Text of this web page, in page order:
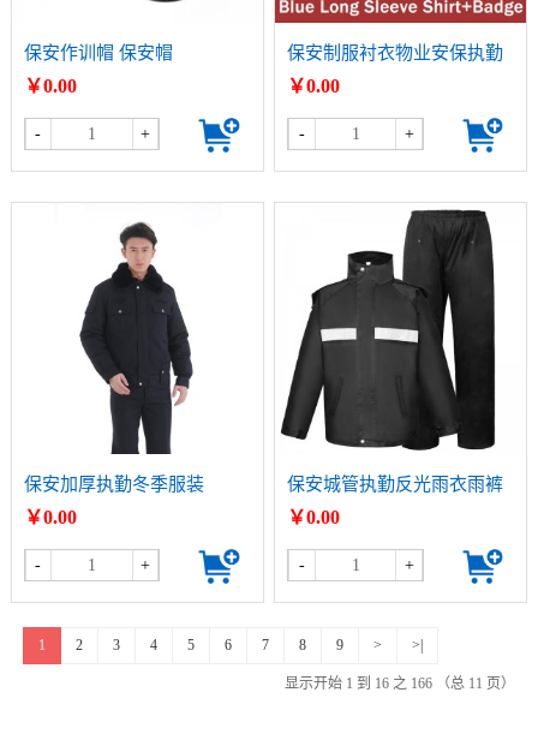
保安作训帽 保安帽
￥0.00
- +
保安制服衬衣物业安保执勤
服套装
￥0.00
- +
保安加厚执勤冬季服装
￥0.00
- +
保安城管执勤反光雨衣雨裤
套装
￥0.00
- +
1 2 3 4 5 6 7 8 9 > >|
显示开始 1 到 16 之 166 （总 11 页）